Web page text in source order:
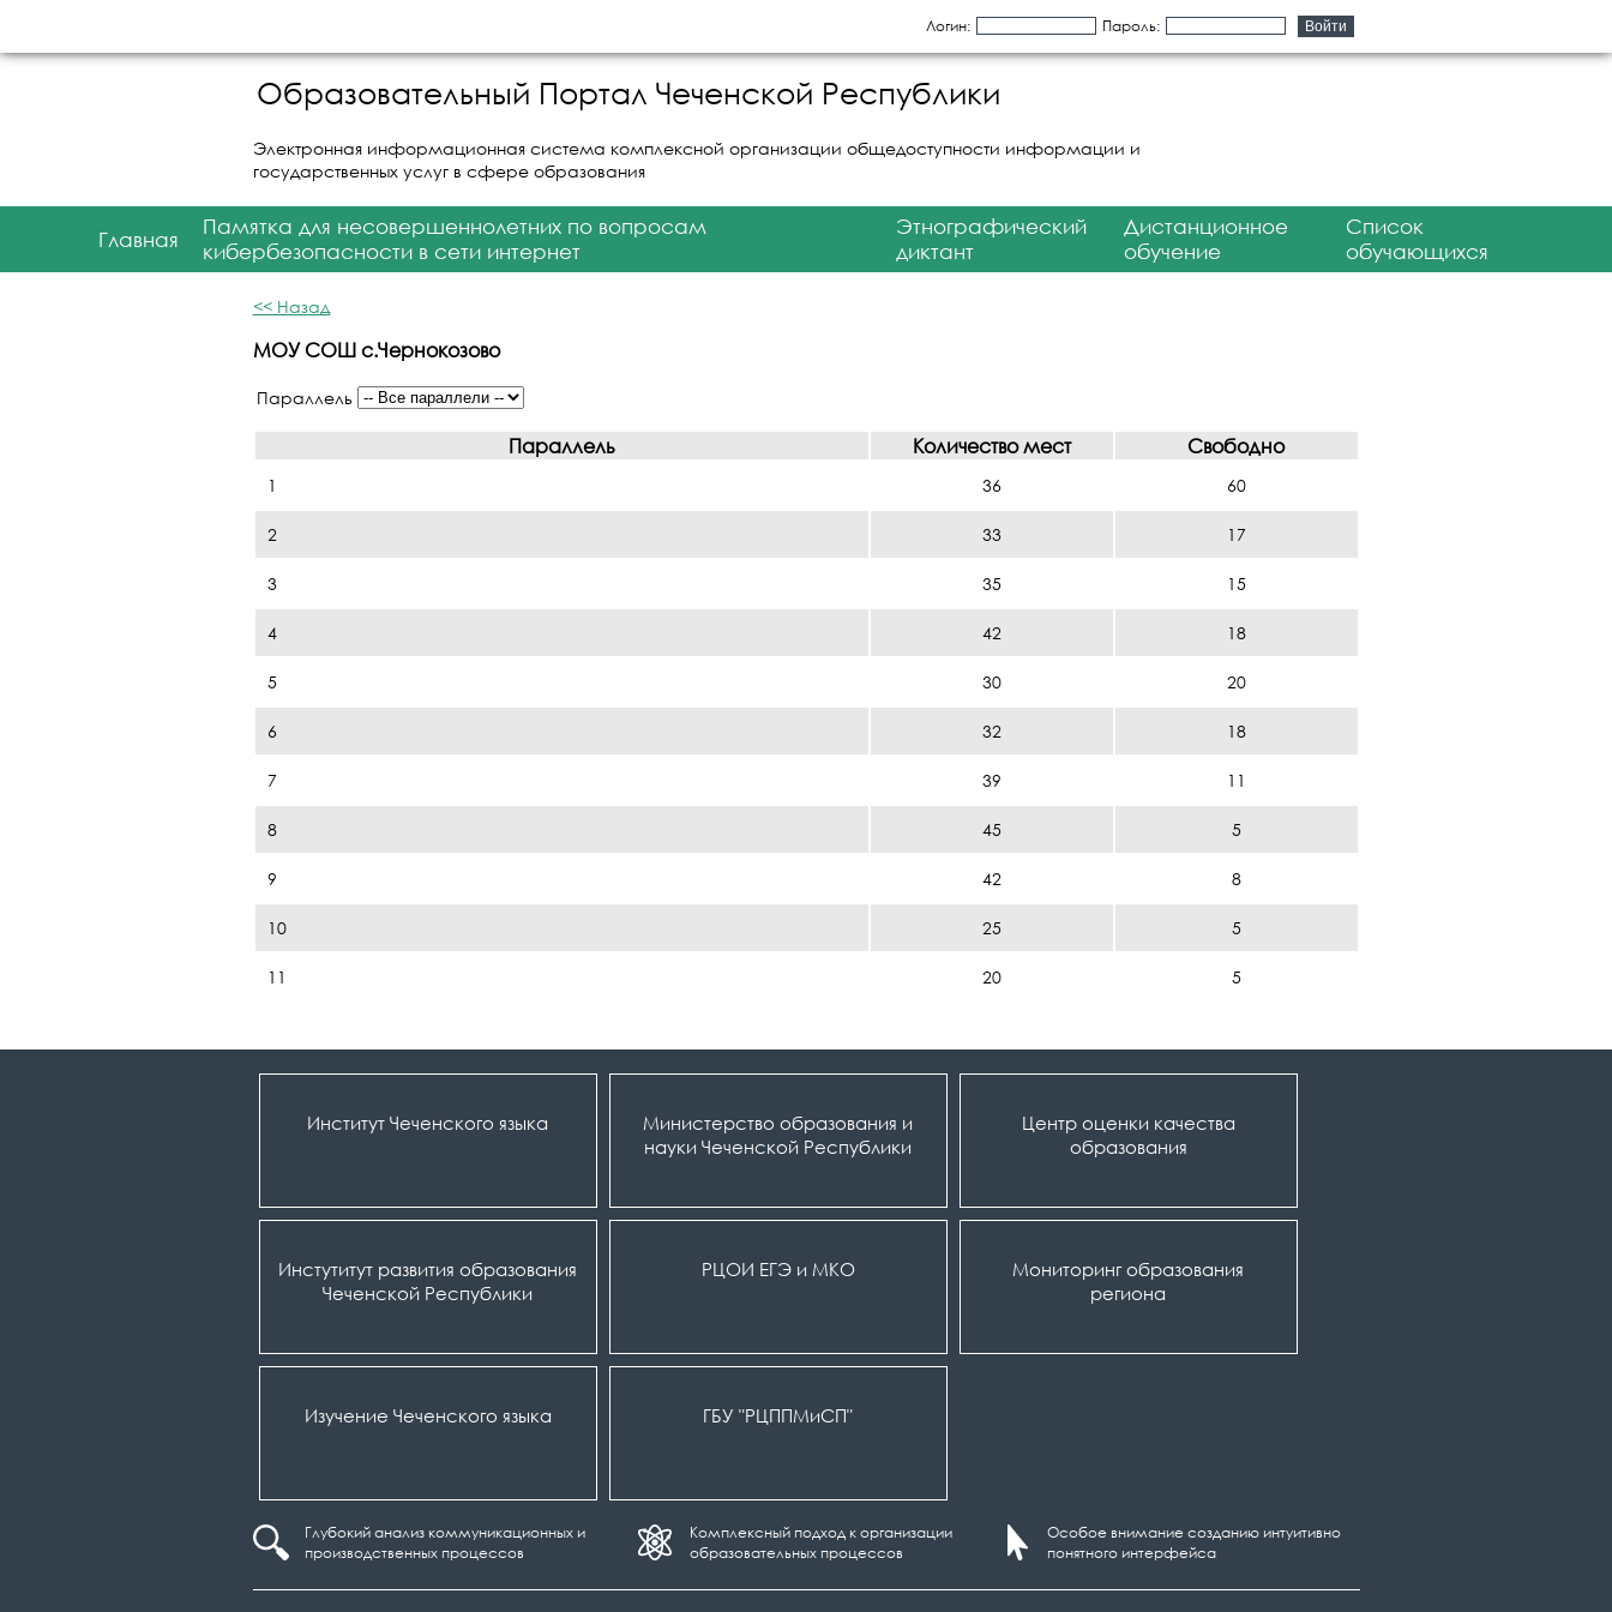
Логин: Пароль:
Образовательный Портал Чеченской Республики
Электронная информационная система комплексной организации общедоступности информации и
государственных услуг в сфере образования
Главная
Памятка для несовершеннолетних по вопросам
кибербезопасности в сети интернет
Этнографический
диктант
Дистанционное
обучение
Список
обучающихся
<< Назад
МОУ СОШ с.Чернокозово
Параллель
Параллель Количество мест Свободно
1 36 60
2 33 17
3 35 15
4 42 18
5 30 20
6 32 18
7 39 11
8 45 5
9 42 8
10 25 5
11 20 5
Институт Чеченского языка
Министерство образования и
науки Чеченской Республики
Центр оценки качества
образования
Инстутитут развития образования
Чеченской Республики
РЦОИ ЕГЭ и МКО
Мониторинг образования
региона
Изучение Чеченского языка ГБУ "РЦППМиСП"
Глубокий анализ коммуникационных и
производственных процессов
Комплексный подход к организации
образовательных процессов
Особое внимание созданию интуитивно
понятного интерфейса